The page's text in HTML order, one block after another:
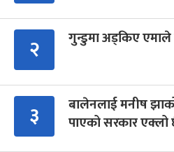
२ गुन्डुमा अड्किए एमाले
३
बालेनलाई मनीष
पाएको सरकार